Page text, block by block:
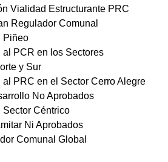
Vialidad Estructurante PRC
Regulador Comunal
Piñeo
al PCR en los Sectores
y Sur
al PRC en el Sector Cerro Alegre
No Aprobados
Sector Céntrico
Ni Aprobados
Comunal Global